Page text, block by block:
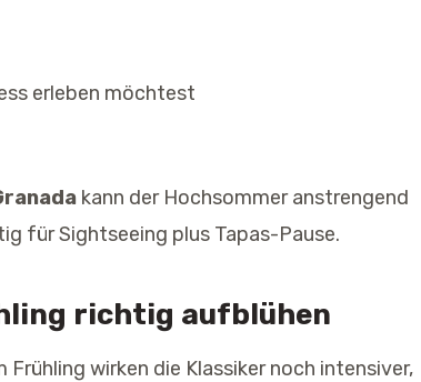
erleben möchtest
kann der Hochsommer anstrengend
für Sightseeing plus Tapas-Pause.
richtig aufblühen
wirken die Klassiker noch intensiver,